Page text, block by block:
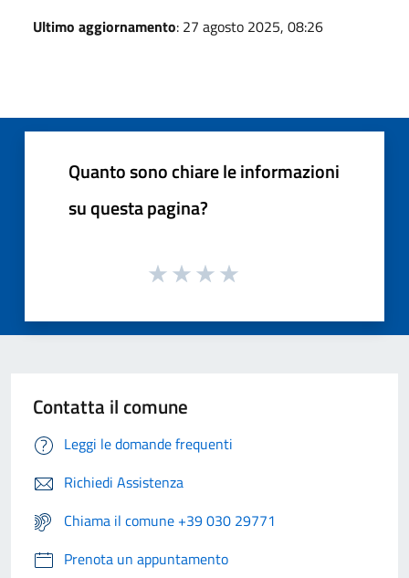
Ultimo aggiornamento: 27 agosto 2025, 08:26
Quanto sono chiare le informazioni
su questa pagina?
Contatta il comune
Leggi le domande frequenti
Richiedi Assistenza
Chiama il comune +39 030 29771
Prenota un appuntamento